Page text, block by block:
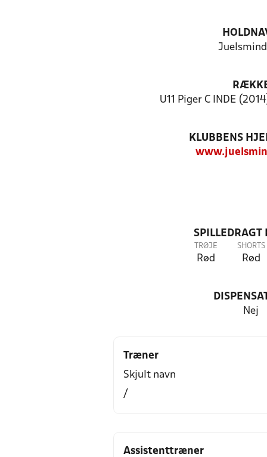
U11 Piger C INDE
KLUBBENS
SPILLEDRAGT
TRØJE
Rød
SHORTS
Rød
Nej
Træner
Skjult navn
/
Assistenttræner